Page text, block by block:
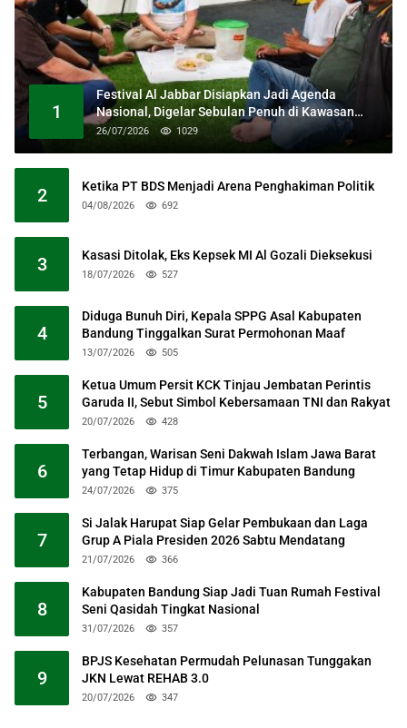
1
Festival Al Jabbar Disiapkan Jadi Agenda
Nasional, Digelar Sebulan Penuh di Kawasan
Masjid Raya Al Jabbar
26/07/2026 1029
2 Ketika PT BDS Menjadi Arena Penghakiman Politik
04/08/2026 692
3 Kasasi Ditolak, Eks Kepsek MI Al Gozali Dieksekusi
18/07/2026 527
4
Diduga Bunuh Diri, Kepala SPPG Asal Kabupaten
Bandung Tinggalkan Surat Permohonan Maaf
13/07/2026 505
5
Ketua Umum Persit KCK Tinjau Jembatan Perintis
Garuda II, Sebut Simbol Kebersamaan TNI dan Rakyat
20/07/2026 428
6
Terbangan, Warisan Seni Dakwah Islam Jawa Barat
yang Tetap Hidup di Timur Kabupaten Bandung
24/07/2026 375
7
Si Jalak Harupat Siap Gelar Pembukaan dan Laga
Grup A Piala Presiden 2026 Sabtu Mendatang
21/07/2026 366
8
Kabupaten Bandung Siap Jadi Tuan Rumah Festival
Seni Qasidah Tingkat Nasional
31/07/2026 357
9
BPJS Kesehatan Permudah Pelunasan Tunggakan
JKN Lewat REHAB 3.0
20/07/2026 347